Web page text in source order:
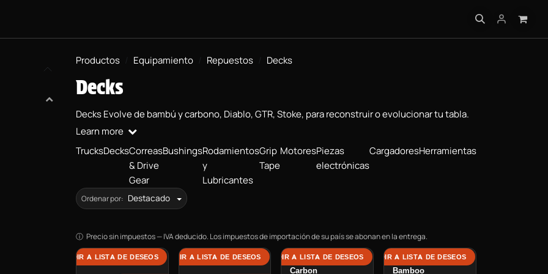
Productos Equipamiento Repuestos Decks
Decks
Decks Evolve de bambú y carbono, Diablo, GTR, Stoke, para reconstruir o evolucionar tu tabla.
Learn more
TrucksDecksCorreas
& Drive
Gear
BushingsRodamientos
y
Lubricantes
Grip
Tape
MotoresPiezas
electrónicas
CargadoresHerramientas
Ordenar por: Destacado
Precio sin impuestos — IVA deducido. Los impuestos de importación de su país se abonan en la entrega.
Deck GTR1 Carbon
AÑADIR A LISTA DE DESEOS Deck Stoke
AÑADIR A LISTA DE DESEOS
Deck Diablo
Carbon
AÑADIR A LISTA DE DESEOS
Deck Diablo
Bamboo
AÑADIR A LISTA DE DESEOS